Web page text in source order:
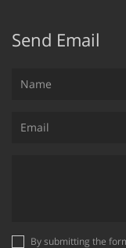
Send Email